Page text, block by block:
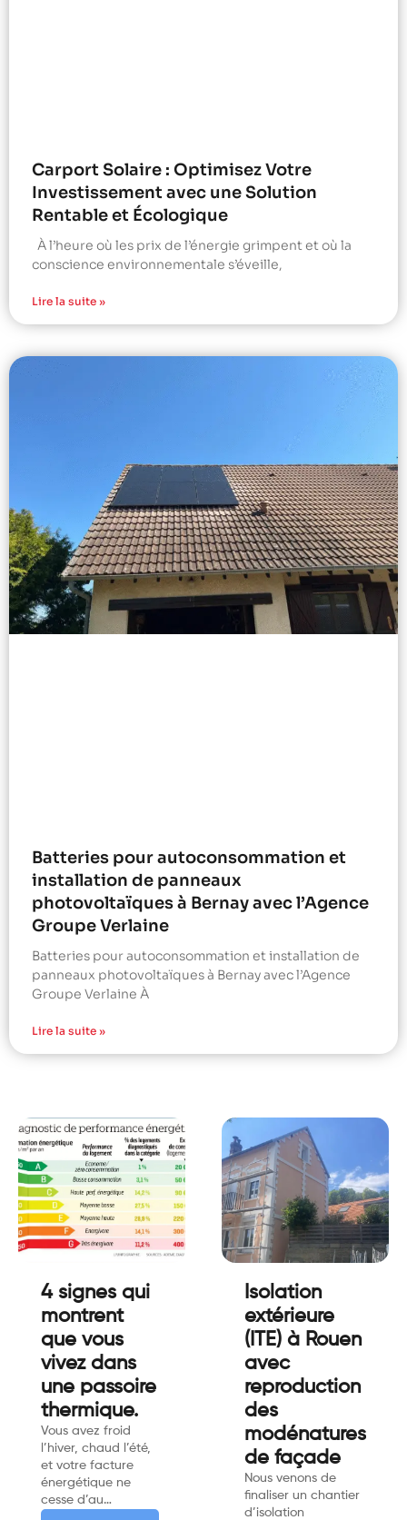
Carport Solaire : Optimisez Votre
Investissement avec une Solution
Rentable et Écologique
À l’heure où les prix de l’énergie grimpent et où la
conscience environnementale s’éveille,
Lire la suite »
Batteries pour autoconsommation et
installation de panneaux
photovoltaïques à Bernay avec l’Agence
Groupe Verlaine
Batteries pour autoconsommation et installation de
panneaux photovoltaïques à Bernay avec l’Agence
Groupe Verlaine À
Lire la suite »
4 signes qui
montrent
que vous
vivez dans
une passoire
thermique.
Vous avez froid
l’hiver, chaud l’été,
et votre facture
énergétique ne
cesse d’au…
Isolation
extérieure
(ITE) à Rouen
avec
reproduction
des
modénatures
de façade
Nous venons de
finaliser un chantier
d’isolation